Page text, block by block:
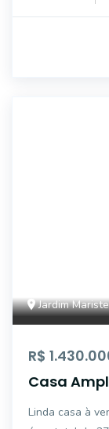
Jardim
R$
Casa Ampla à venda no
Linda casa à